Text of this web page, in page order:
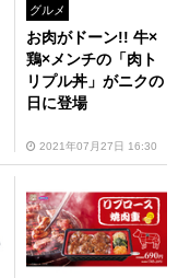
グルメ
お肉がドーン!! 牛×
鶏×メンチの「肉ト
リプル丼」がニクの
日に登場
2021年07月27日 16:30